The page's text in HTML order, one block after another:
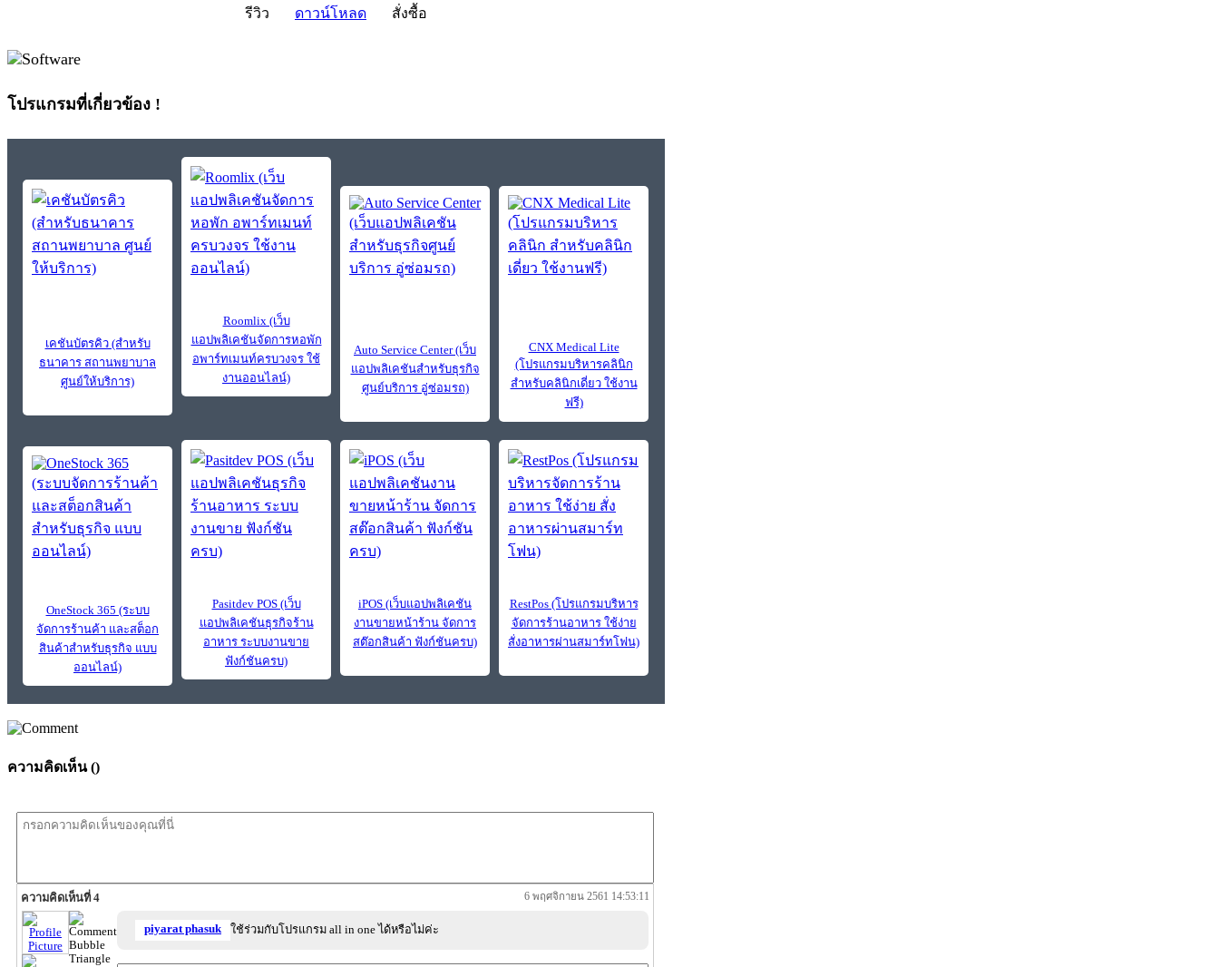
รีวิว ดาวน์โหลด สั่งซื้อ
โปรแกรมที่เกี่ยวข้อง !
เคชันบัตรคิว (สำหรับ
ธนาคาร สถานพยาบาล
ศูนย์ให้บริการ)
Roomlix (เว็บ
แอปพลิเคชันจัดการหอพัก
อพาร์ทเมนท์ครบวงจร ใช้
งานออนไลน์)
Auto Service Center (เว็บ
แอปพลิเคชันสำหรับธุรกิจ
ศูนย์บริการ อู่ซ่อมรถ)
CNX Medical Lite
(โปรแกรมบริหารคลินิก
สำหรับคลินิกเดี่ยว ใช้งาน
ฟรี)
OneStock 365 (ระบบ
จัดการร้านค้า และสต็อก
สินค้าสำหรับธุรกิจ แบบ
ออนไลน์)
Pasitdev POS (เว็บ
แอปพลิเคชันธุรกิจร้าน
อาหาร ระบบงานขาย
ฟังก์ชันครบ)
iPOS (เว็บแอปพลิเคชัน
งานขายหน้าร้าน จัดการ
สต๊อกสินค้า ฟังก์ชันครบ)
RestPos (โปรแกรมบริหาร
จัดการร้านอาหาร ใช้ง่าย
สั่งอาหารผ่านสมาร์ทโฟน)
ความคิดเห็น ()
ความคิดเห็นที่ 4 6 พฤศจิกายน 2561 14:53:11
piyarat phasuk ใช้ร่วมกับโปรแกรม all in one ได้หรือไม่ค่ะ